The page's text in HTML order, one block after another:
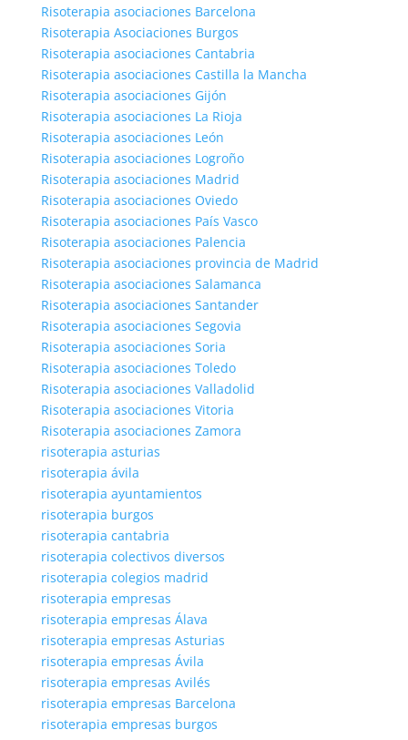
Risoterapia asociaciones Barcelona
Risoterapia Asociaciones Burgos
Risoterapia asociaciones Cantabria
Risoterapia asociaciones Castilla la Mancha
Risoterapia asociaciones Gijón
Risoterapia asociaciones La Rioja
Risoterapia asociaciones León
Risoterapia asociaciones Logroño
Risoterapia asociaciones Madrid
Risoterapia asociaciones Oviedo
Risoterapia asociaciones País Vasco
Risoterapia asociaciones Palencia
Risoterapia asociaciones provincia de Madrid
Risoterapia asociaciones Salamanca
Risoterapia asociaciones Santander
Risoterapia asociaciones Segovia
Risoterapia asociaciones Soria
Risoterapia asociaciones Toledo
Risoterapia asociaciones Valladolid
Risoterapia asociaciones Vitoria
Risoterapia asociaciones Zamora
risoterapia asturias
risoterapia ávila
risoterapia ayuntamientos
risoterapia burgos
risoterapia cantabria
risoterapia colectivos diversos
risoterapia colegios madrid
risoterapia empresas
risoterapia empresas Álava
risoterapia empresas Asturias
risoterapia empresas Ávila
risoterapia empresas Avilés
risoterapia empresas Barcelona
risoterapia empresas burgos